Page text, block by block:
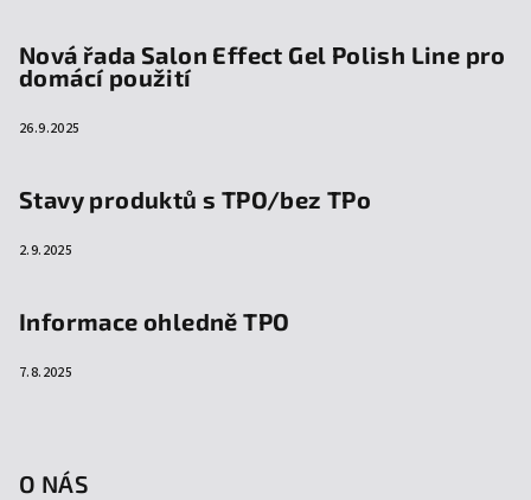
Nová řada Salon Effect Gel Polish Line pro
domácí použití
26.9.2025
Stavy produktů s TPO/bez TPo
2.9.2025
Informace ohledně TPO
7.8.2025
O NÁS